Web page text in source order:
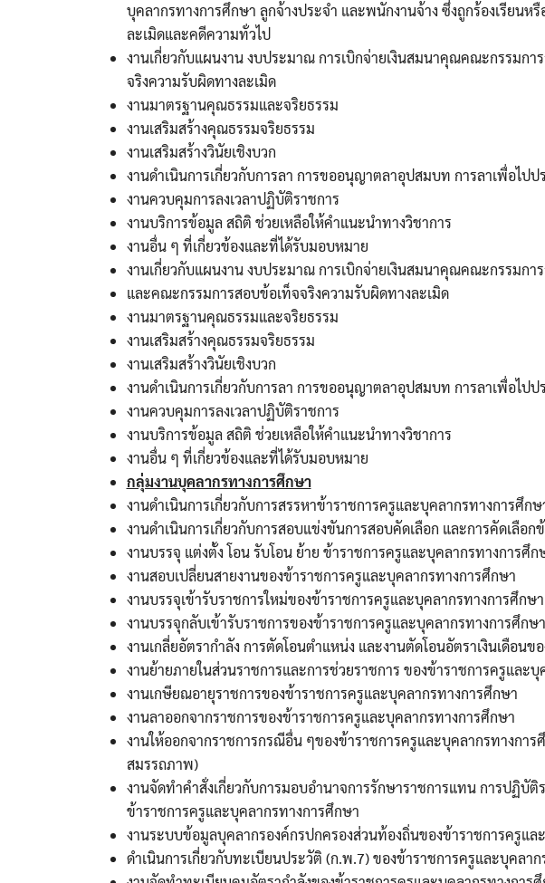
บุคลากรทางการศึกษา ลูกจ้างประจำ และพนักงานจ้าง ซึ่งถูกร้องเรียน
ละเมิดและคดีความทั่วไป
งานเกี่ยวกับแผนงาน งบประมาณ การเบิกจ่ายเงินสมนาคุณคณะกรรมก
จริงความรับผิดทางละเมิด
งานมาตรฐานคุณธรรมและจริยธรรม
งานเสริมสร้างคุณธรรมจริยธรรม
งานเสริมสร้างวินัยเชิงบวก
งานดำเนินการเกี่ยวกับการลา การขออนุญาตลาอุปสมบท การลาเพื่อไป
งานควบคุมการลงเวลาปฏิบัติราชการ
งานบริการข้อมูล สถิติ ช่วยเหลือให้คำแนะนำทางวิชาการ
งานอื่น ๆ ที่เกี่ยวข้องและที่ได้รับมอบหมาย
งานเกี่ยวกับแผนงาน งบประมาณ การเบิกจ่ายเงินสมนาคุณคณะกรรมกา
และคณะกรรมการสอบข้อเท็จจริงความรับผิดทางละเมิด
งานมาตรฐานคุณธรรมและจริยธรรม
งานเสริมสร้างคุณธรรมจริยธรรม
งานเสริมสร้างวินัยเชิงบวก
งานดำเนินการเกี่ยวกับการลา การขออนุญาตลาอุปสมบท การลาเพื่อไป
งานควบคุมการลงเวลาปฏิบัติราชการ
งานบริการข้อมูล สถิติ ช่วยเหลือให้คำแนะนำทางวิชาการ
งานอื่น ๆ ที่เกี่ยวข้องและที่ได้รับมอบหมาย
กลุ่มงานบุคลากรทางการศึกษา
งานดำเนินการเกี่ยวกับการสรรหาข้าราชการครูและบุคลากรทางการศึกษ
งานดำเนินการเกี่ยวกับการสอบแข่งขันการสอบคัดเลือก และการคัดเลือ
งานบรรจุ แต่งตั้ง โอน รับโอน ย้าย ข้าราชการครูและบุคลากรทางการศึก
งานสอบเปลี่ยนสายงานของข้าราชการครูและบุคลากรทางการศึกษา
งานบรรจุเข้ารับราชการใหม่ของข้าราชการครูและบุคลากรทางการศึกษา
งานบรรจุกลับเข้ารับราชการของข้าราชการครูและบุคลากรทางการศึกษา
งานเกลี่ยอัตรากำลัง การตัดโอนตำแหน่ง และงานตัดโอนอัตราเงินเดือน
งานย้ายภายในส่วนราชการและการช่วยราชการ ของข้าราชการครูและ
งานเกษียณอายุราชการของข้าราชการครูและบุคลากรทางการศึกษา
งานลาออกจากราชการของข้าราชการครูและบุคลากรทางการศึกษา
งานให้ออกจากราชการกรณีอื่น ๆของข้าราชการครูและบุคลากรทางก
สมรรถภาพ)
งานจัดทำคำสั่งเกี่ยวกับการมอบอำนาจการรักษาราชการแทน การปฏิบั
ข้าราชการครูและบุคลากรทางการศึกษา
งานระบบข้อมูลบุคลากรองค์กรปกครองส่วนท้องถิ่นของข้าราชการครูแล
ดำเนินการเกี่ยวกับทะเบียนประวัติ (ก.พ.7) ของข้าราชการครูและบุคลา